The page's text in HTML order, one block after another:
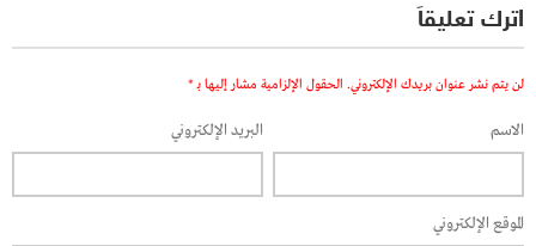
اترك تعليقاً
لن يتم نشر عنوان بريدك الإلكتروني. الحقول الإلزامية مشار إليها بـ *
الاسم البريد الإلكتروني
الموقع الإلكتروني